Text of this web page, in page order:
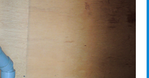
え)
戻し作
11,000円~
まで） 55,000円
33,000円
8,800円
清掃・修
11,000円